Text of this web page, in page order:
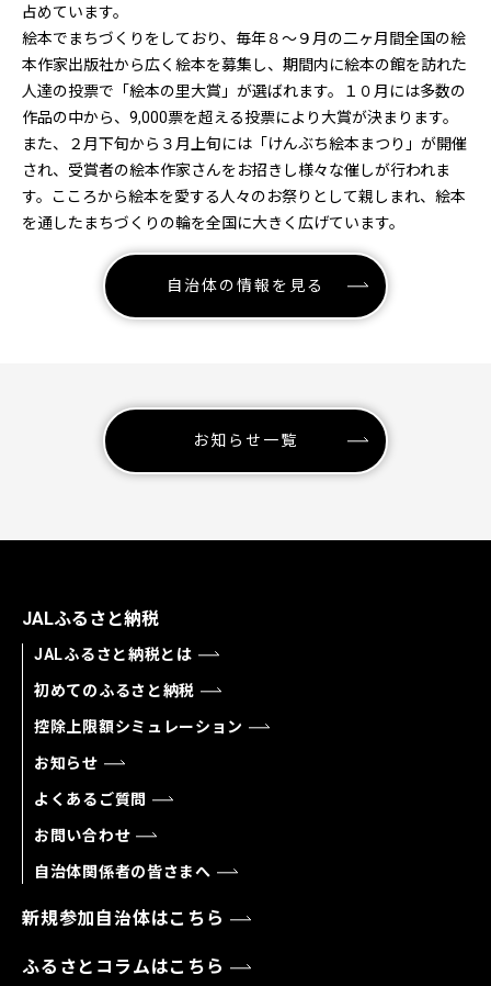
占めています。
絵本でまちづくりをしており、毎年８～９月の二ヶ月間全国の絵
本作家出版社から広く絵本を募集し、期間内に絵本の館を訪れた
人達の投票で「絵本の里大賞」が選ばれます。１０月には多数の
作品の中から、9,000票を超える投票により大賞が決まります。
また、２月下旬から３月上旬には「けんぶち絵本まつり」が開催
され、受賞者の絵本作家さんをお招きし様々な催しが行われま
す。こころから絵本を愛する人々のお祭りとして親しまれ、絵本
を通したまちづくりの輪を全国に大きく広げています。
自治体の情報を見る
お知らせ一覧
JALふるさと納税
JALふるさと納税とは
初めてのふるさと納税
控除上限額シミュレーション
お知らせ
よくあるご質問
お問い合わせ
自治体関係者の皆さまへ
新規参加自治体はこちら
ふるさとコラムはこちら